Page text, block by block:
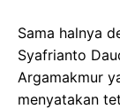
Sama halnya
Syafrianto
Argamakmur
menyatakan